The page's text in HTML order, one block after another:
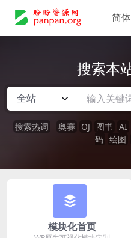
搜索本
搜索热词 奥赛 OJ 图书 AI
码 绘图
模块化首页